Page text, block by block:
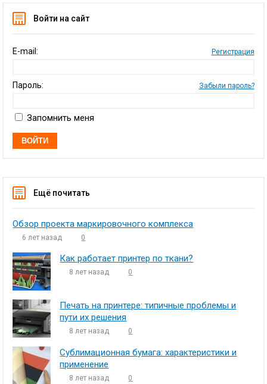
Войти на сайт
E-mail: Регистрация
Пароль: Забыли пароль?
Запомнить меня
Ещё почитать
Обзор проекта маркировочного комплекса
6 лет назад 0
Как работает принтер по ткани?
8 лет назад 0
Печать на принтере: типичные проблемы и
пути их решения
8 лет назад 0
Сублимационная бумага: характеристики и
применение
8 лет назад 0